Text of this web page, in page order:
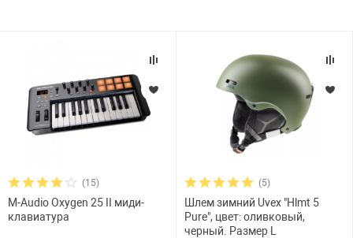
(15)
M-Audio Oxygen 25 II миди-
клавиатура
(5)
Шлем зимний Uvex "Hlmt 5
Pure", цвет: оливковый,
черный. Размер L